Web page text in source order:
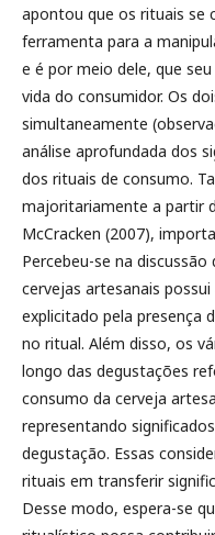
apontou que os rituais se
ferramenta para a
e é por meio dele, que
vida do consumidor. Os
simultaneamente
análise aprofundada dos
dos rituais de consumo.
majoritariamente a partir
McCracken (2007),
Percebeu-se na
cervejas artesanais
explicitado pela presença
no ritual. Além disso, os
longo das degustações
consumo da cerveja
representando
degustação. Essas
rituais em transferir
Desse modo, espera-se